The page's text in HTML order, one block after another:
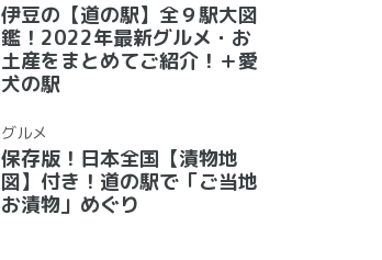
伊豆の【道の駅】全９駅大図
鑑！2022年最新グルメ・お
土産をまとめてご紹介！＋愛
犬の駅
グルメ
保存版！日本全国【漬物地
図】付き！道の駅で「ご当地
お漬物」めぐり